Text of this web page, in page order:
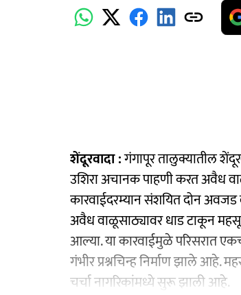
शेंदूरवादा :गंगापूर तालुक्यातील
उशिरा अचानक पाहणी करत अवैध
कारवाईदरम्यान संशयित दोन अवजड
अवैध वाळूसाठ्यावर धाड टाकून
आल्या. या कारवाईमुळे परिसरात
गंभीर प्रश्नचिन्ह निर्माण झाले आहे.
चर्चा नागरिकांमध्ये सुरू झाली आहे.